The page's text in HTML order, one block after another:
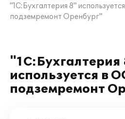
"1С:Бухгалтерия 8"
подземремонт Оренбург"
"1С:Бухгалтерия
используется в
подземремонт